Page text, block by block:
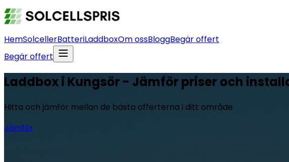
HemSolcellerBatteriLaddboxOm ossBloggBegär offert
Begär offert
Laddbox i Kungsör - Jämför priser och
Hitta och jämför mellan de bästa offerterna i ditt område
Jämför